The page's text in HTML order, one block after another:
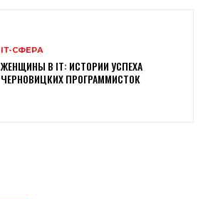
ІТ-СФЕРА
ЖЕНЩИНЫ В ІТ: ИСТОРИИ УСПЕХА
ЧЕРНОВИЦКИХ ПРОГРАММИСТОК